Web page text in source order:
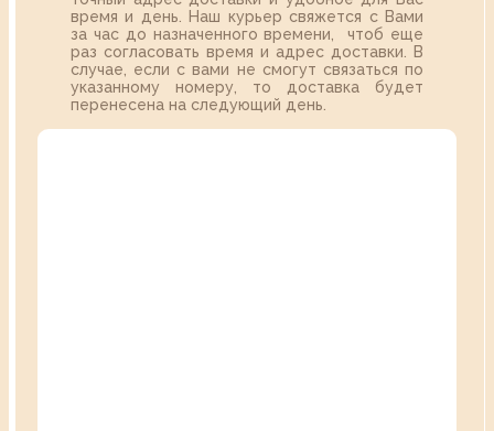
время и день. Наш курьер свяжется с Вами
за час до назначенного времени, чтоб еще
раз согласовать время и адрес доставки. В
случае, если с вами не смогут связаться по
указанному номеру, то доставка будет
перенесена на следующий день.